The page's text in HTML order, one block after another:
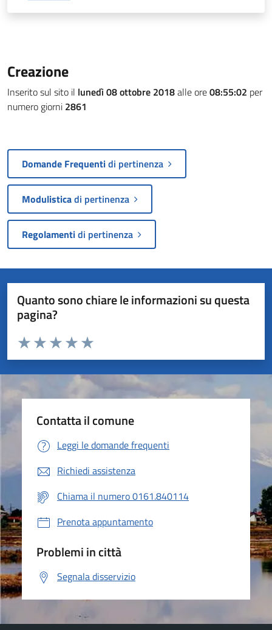
Creazione
Inserito sul sito il lunedì 08 ottobre 2018alle ore08:55:02 per
numero giorni 2861
Domande Frequentidi pertinenza
Modulisticadi pertinenza
Regolamentidi pertinenza
Quanto sono chiare le informazioni su questa
pagina?
Valuta da 1 a 5 stelle la pagina
Valuta 5 stelle su 5
Valuta 4 stelle su 5
Valuta 3 stelle su 5
Valuta 2 stelle su 5
Valuta 1 stelle su 5
Contatta il comune
Leggi le domande frequenti
Richiedi assistenza
Chiama il numero 0161.840114
Prenota appuntamento
Problemi in città
Segnala disservizio